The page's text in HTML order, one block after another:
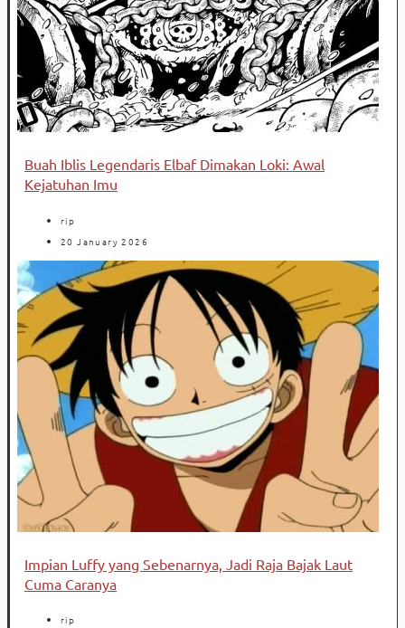
Buah Iblis Legendaris Elbaf Dimakan Loki: Awal
Kejatuhan Imu
rip
20 January 2026
Impian Luffy yang Sebenarnya, Jadi Raja Bajak Laut
Cuma Caranya
rip